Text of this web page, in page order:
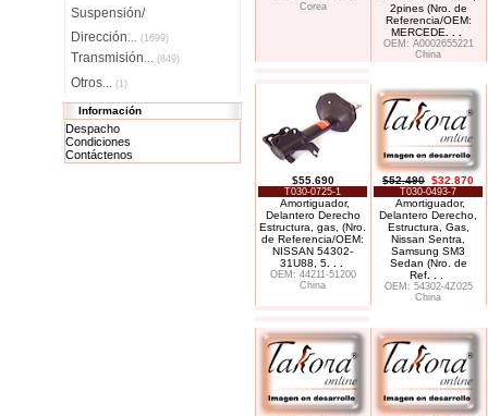
Suspensión/
Dirección... (1699)
Transmisión... (849)
Otros... (1)
Información
Despacho
Condiciones
Contáctenos
Corea
2pines (Nro. de
Referencia/OEM:
MERCEDE
OEM: A0002655221
China
$55.690
T030-0725-1
Amortiguador,
Delantero Derecho
Estructura, gas, (Nro.
de Referencia/OEM:
NISSAN 54302-
31U88, 5. . .
OEM: 44211-51200
China
$52.490 $32.870
T030-0493-7
Amortiguador,
Delantero Derecho,
Estructura, Gas,
Nissan Sentra,
Samsung SM3
Sedan (Nro. de
Ref
OEM: 54302-4Z025
China